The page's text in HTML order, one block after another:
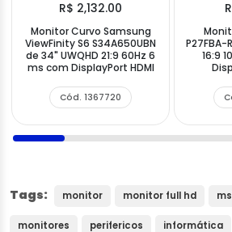
R$ 2,132.00
Monitor Curvo Samsung
ViewFinity S6 S34A650UBN
de 34" UWQHD 21:9 60Hz 6
ms com DisplayPort HDMI
Cód. 1367720
P27FBA-
16:9
Tags: monitor monitor full hd
monitores perifericos informática